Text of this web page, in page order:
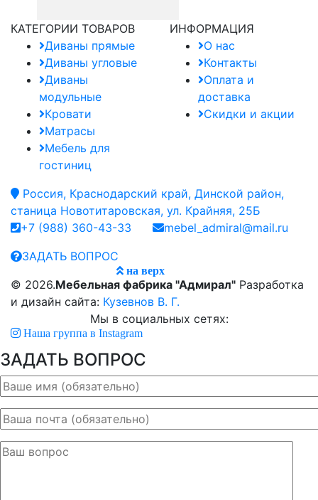
КАТЕГОРИИ ТОВАРОВ
Диваны прямые
Диваны угловые
Диваны
модульные
Кровати
Матрасы
Мебель для
гостиниц
ИНФОРМАЦИЯ
О нас
Контакты
Оплата и
доставка
Скидки и акции
Россия, Краснодарский край, Динской район,
станица Новотитаровская, ул. Крайняя, 25Б
+7 (988) 360-43-33
mebel_admiral@mail.ru
ЗАДАТЬ ВОПРОС
на верх
© 2026.Мебельная фабрика "Адмирал" Разработка
и дизайн сайта: Кузевнов В. Г.
Мы в социальных сетях:
Наша группа в Instagram
ЗАДАТЬ ВОПРОС